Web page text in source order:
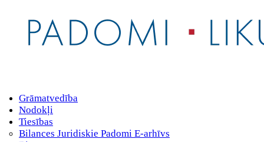
Grāmatvedība
Nodokļi
Tiesības
Bilances Juridiskie Padomi E-arhīvs